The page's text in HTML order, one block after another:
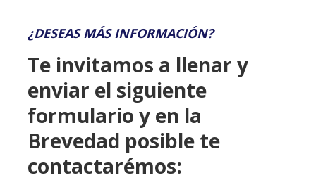
¿DESEAS MÁS INFORMACIÓN?
Te invitamos a llenar y
enviar el siguiente
formulario y en la
Brevedad posible te
contactarémos: